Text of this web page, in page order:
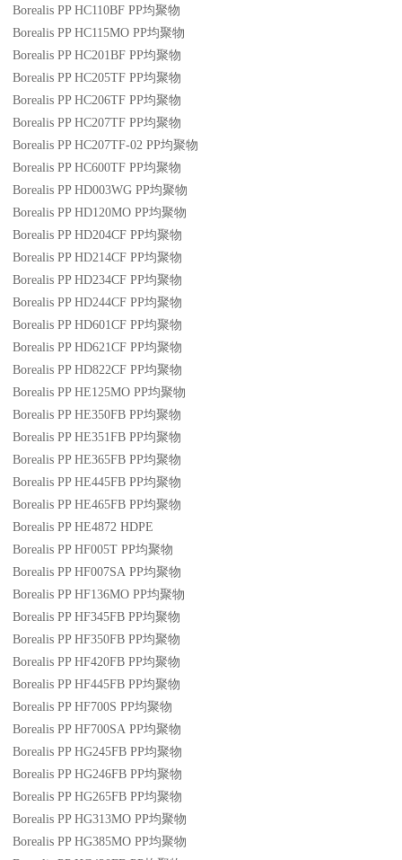
Borealis PP HC110BF PP均聚物
Borealis PP HC115MO PP均聚物
Borealis PP HC201BF PP均聚物
Borealis PP HC205TF PP均聚物
Borealis PP HC206TF PP均聚物
Borealis PP HC207TF PP均聚物
Borealis PP HC207TF-02 PP均聚物
Borealis PP HC600TF PP均聚物
Borealis PP HD003WG PP均聚物
Borealis PP HD120MO PP均聚物
Borealis PP HD204CF PP均聚物
Borealis PP HD214CF PP均聚物
Borealis PP HD234CF PP均聚物
Borealis PP HD244CF PP均聚物
Borealis PP HD601CF PP均聚物
Borealis PP HD621CF PP均聚物
Borealis PP HD822CF PP均聚物
Borealis PP HE125MO PP均聚物
Borealis PP HE350FB PP均聚物
Borealis PP HE351FB PP均聚物
Borealis PP HE365FB PP均聚物
Borealis PP HE445FB PP均聚物
Borealis PP HE465FB PP均聚物
Borealis PP HE4872 HDPE
Borealis PP HF005T PP均聚物
Borealis PP HF007SA PP均聚物
Borealis PP HF136MO PP均聚物
Borealis PP HF345FB PP均聚物
Borealis PP HF350FB PP均聚物
Borealis PP HF420FB PP均聚物
Borealis PP HF445FB PP均聚物
Borealis PP HF700S PP均聚物
Borealis PP HF700SA PP均聚物
Borealis PP HG245FB PP均聚物
Borealis PP HG246FB PP均聚物
Borealis PP HG265FB PP均聚物
Borealis PP HG313MO PP均聚物
Borealis PP HG385MO PP均聚物